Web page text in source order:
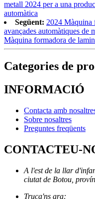
metall 2024 per a una
automàtica
Següent: 2024 Màquina
avançades automàtiques de
Màquina formadora de
Categories de
INFORMACIÓ
Contacta amb
Sobre nosaltres
Preguntes freqüents
CONTACTEU-
A l'est de la llar
ciutat de Botou,
Truca'ns ara: